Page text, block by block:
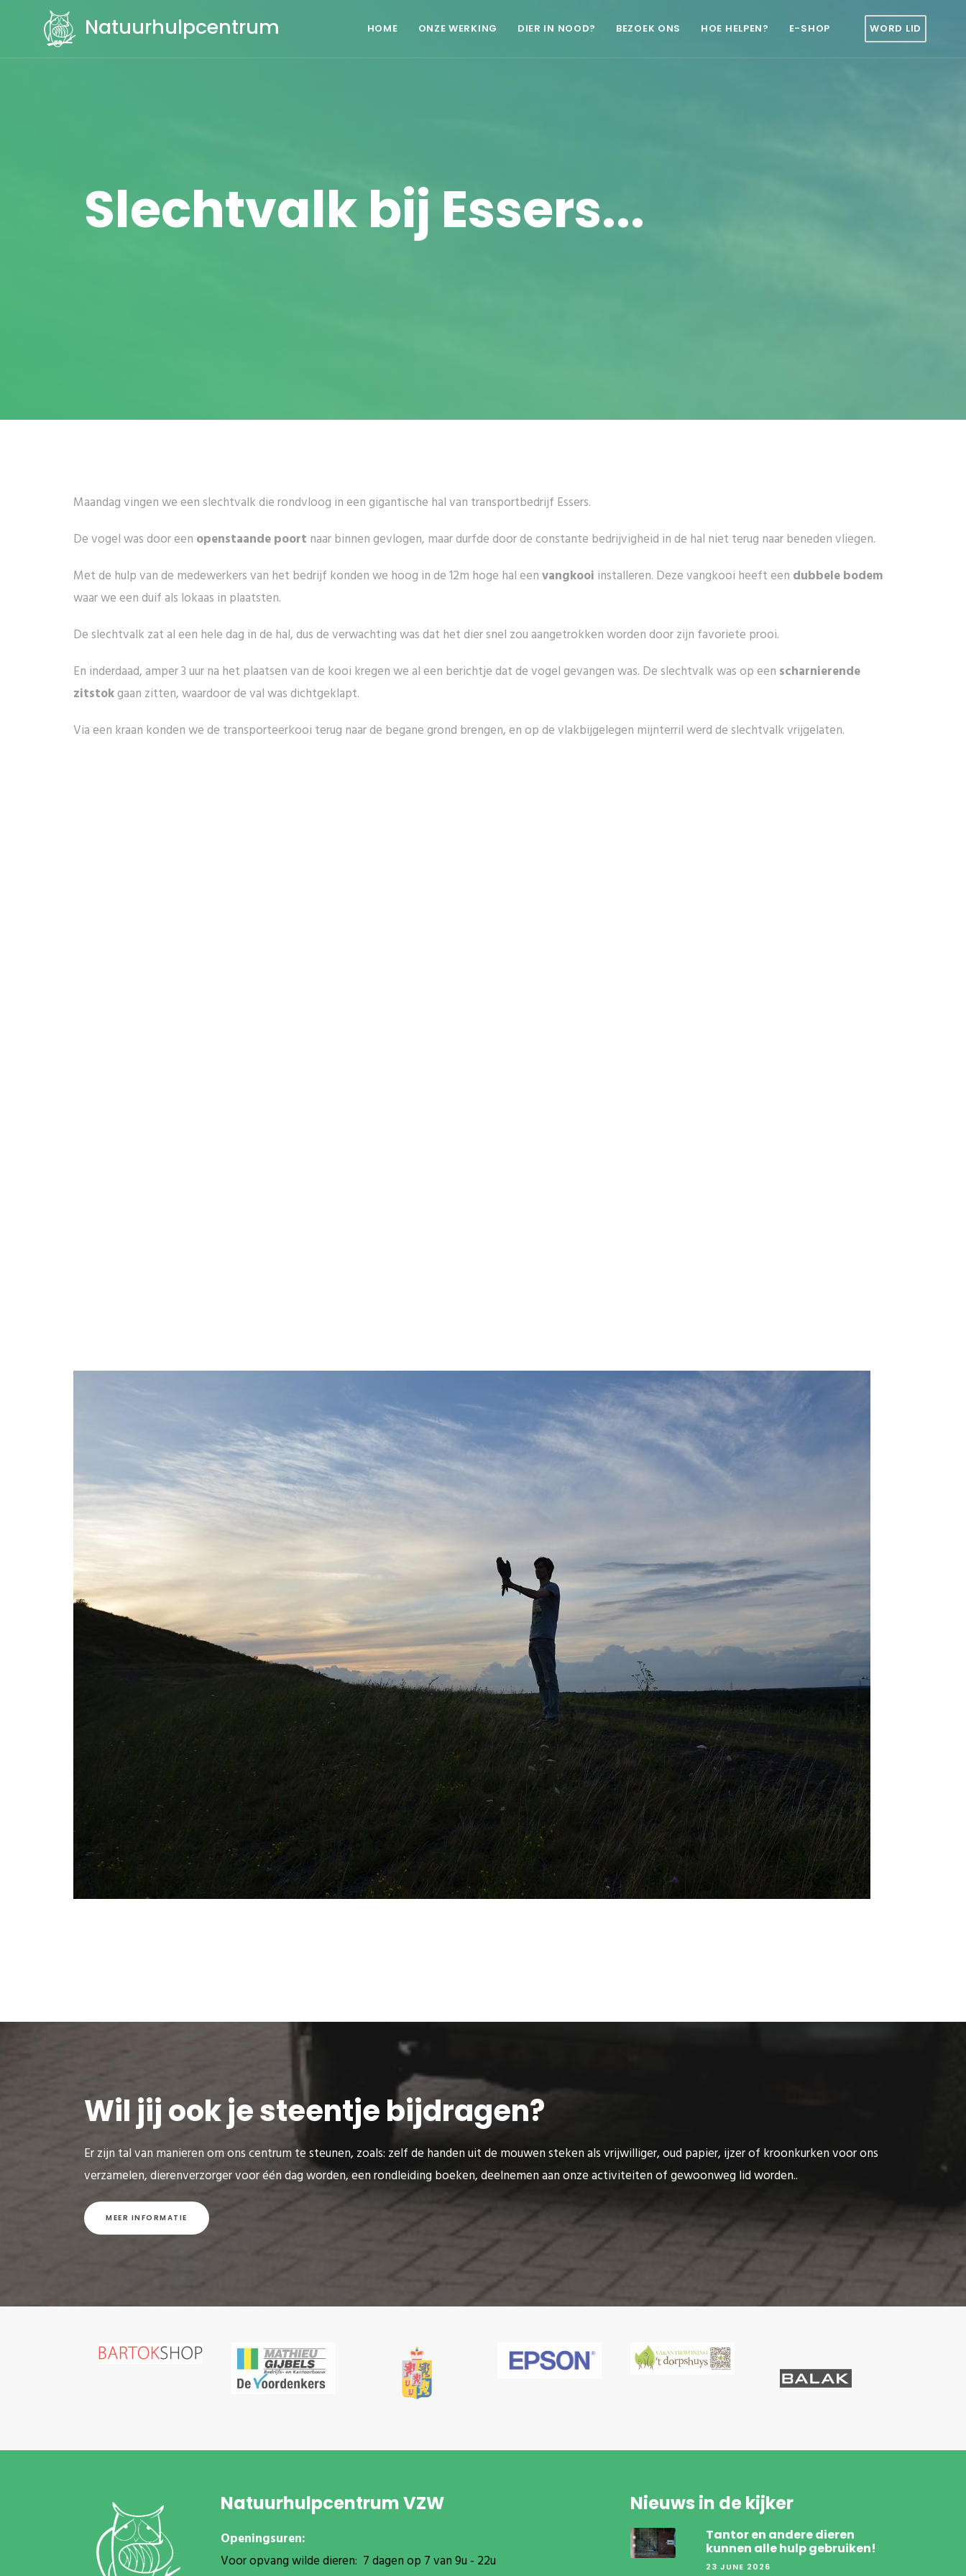
Natuurhulpcentrum HOME ONZE WERKING DIER IN NOOD? BEZOEK ONS HOE HELPEN? E-SHOP WORD LID
Slechtvalk bij Essers...
Maandag vingen we een slechtvalk die rondvloog in een gigantische hal van transportbedrijf Essers.
De vogel was door een openstaande poort naar binnen gevlogen, maar durfde door de constante bedrijvigheid in de hal niet terug naar beneden vliegen.
Met de hulp van de medewerkers van het bedrijf konden we hoog in de 12m hoge hal eenvangkooi installeren. Deze vangkooi heeft een dubbele bodem
waar we een duif als lokaas in plaatsten.
De slechtvalk zat al een hele dag in de hal, dus de verwachting was dat het dier snel zou aangetrokken worden door zijn favoriete prooi.
En inderdaad, amper 3 uur na het plaatsen van de kooi kregen we al een berichtje dat de vogel gevangen was. De slechtvalk was op een scharnierende
zitstokgaan zitten, waardoor de val was dichtgeklapt.
Via een kraan konden we de transporteerkooi terug naar de begane grond brengen, en op de vlakbijgelegen mijnterril werd de slechtvalk vrijgelaten.
Wil jij ook je steentje bijdragen?
Er zijn tal van manieren om ons centrum te steunen, zoals: zelf de handen uit de mouwen steken als vrijwilliger, oud papier, ijzer of kroonkurken voor ons
verzamelen, dierenverzorger voor één dag worden, een rondleiding boeken, deelnemen aan onze activiteiten of gewoonweg lid worden..
MEER INFORMATIE
Natuurhulpcentrum VZW
Openingsuren:
Voor opvang wilde dieren: 7 dagen op 7 van 9u - 22u
Nieuws in de kijker
Tantor en andere dieren
kunnen alle hulp gebruiken!
23 JUNE 2026